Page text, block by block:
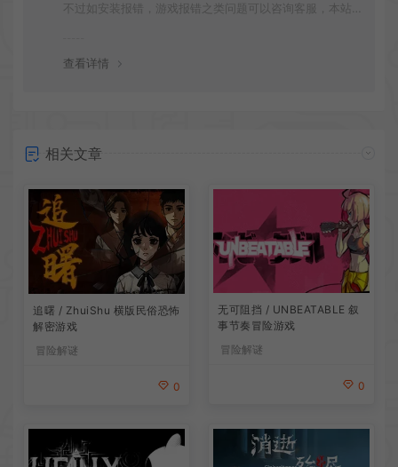
不过如安装报错，游戏报错之类问题可以咨询客服，本站
查看详情
相关文章
追曙 / ZhuiShu 横版民俗恐怖
解密游戏
冒险解谜
0
无可阻挡 / UNBEATABLE 叙
事节奏冒险游戏
冒险解谜
0